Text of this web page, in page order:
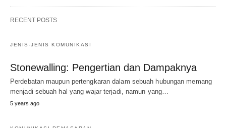
RECENT POSTS
JENIS-JENIS KOMUNIKASI
Stonewalling: Pengertian dan Dampaknya
Perdebatan maupun pertengkaran dalam sebuah hubungan memang
menjadi sebuah hal yang wajar terjadi, namun yang…
5 years ago